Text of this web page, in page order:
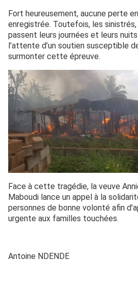
Fort heureusement, aucune perte
enregistrée. Toutefois, les sinistrés,
passent leurs journées et leurs
l’attente d’un soutien susceptible
surmonter cette épreuve.
Face à cette tragédie, la veuve
Maboudi lance un appel à la
personnes de bonne volonté afin
urgente aux familles touchées.
Antoine NDENDE